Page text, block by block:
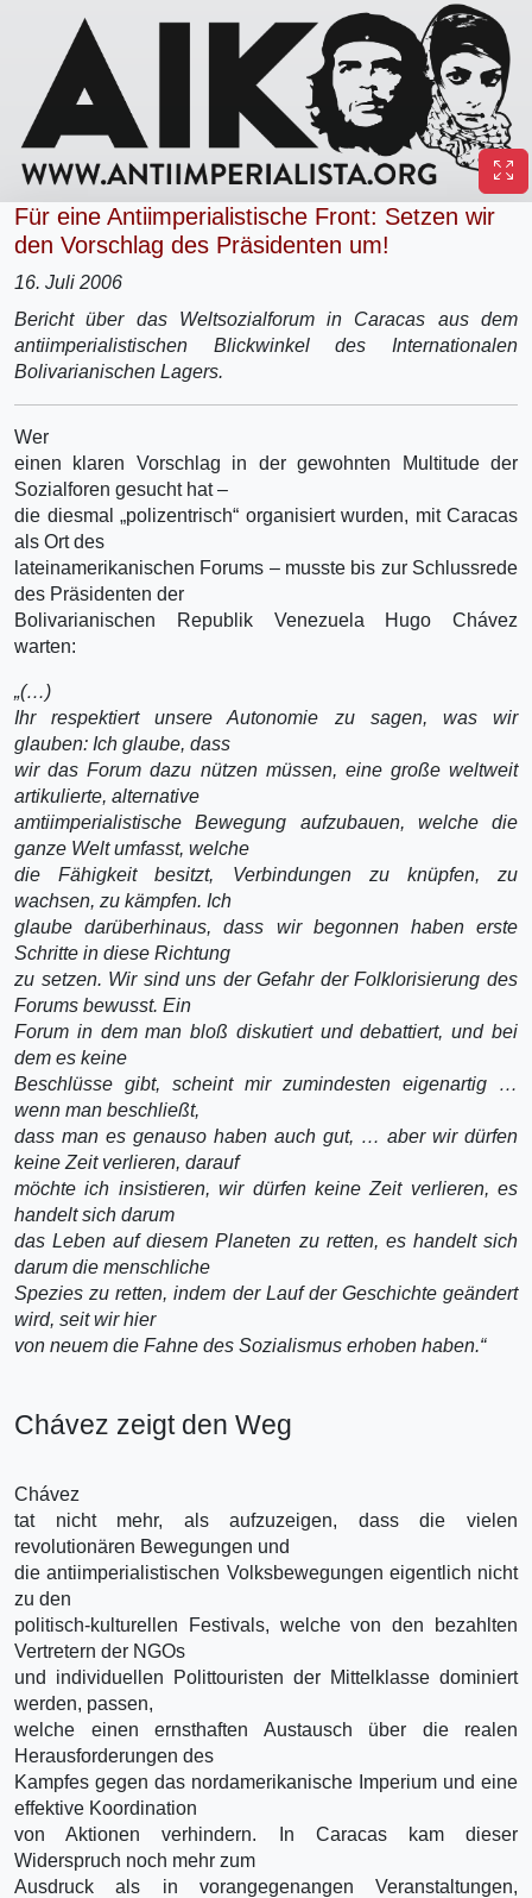
Für eine Antiimperialistische Front: Setzen wir
den Vorschlag des Präsidenten um!
16. Juli 2006
Bericht über das Weltsozialforum in Caracas aus dem
antiimperialistischen Blickwinkel des Internationalen
Bolivarianischen Lagers.
Wer
einen klaren Vorschlag in der gewohnten Multitude der
Sozialforen gesucht hat –
die diesmal „polizentrisch“ organisiert wurden, mit Caracas
als Ort des
lateinamerikanischen Forums – musste bis zur Schlussrede
des Präsidenten der
Bolivarianischen Republik Venezuela Hugo Chávez
warten:
„(…)
Ihr respektiert unsere Autonomie zu sagen, was wir
glauben: Ich glaube, dass
wir das Forum dazu nützen müssen, eine große weltweit
artikulierte, alternative
amtiimperialistische Bewegung aufzubauen, welche die
ganze Welt umfasst, welche
die Fähigkeit besitzt, Verbindungen zu knüpfen, zu
wachsen, zu kämpfen. Ich
glaube darüberhinaus, dass wir begonnen haben erste
Schritte in diese Richtung
zu setzen. Wir sind uns der Gefahr der Folklorisierung des
Forums bewusst. Ein
Forum in dem man bloß diskutiert und debattiert, und bei
dem es keine
Beschlüsse gibt, scheint mir zumindesten eigenartig …
wenn man beschließt,
dass man es genauso haben auch gut, … aber wir dürfen
keine Zeit verlieren, darauf
möchte ich insistieren, wir dürfen keine Zeit verlieren, es
handelt sich darum
das Leben auf diesem Planeten zu retten, es handelt sich
darum die menschliche
Spezies zu retten, indem der Lauf der Geschichte geändert
wird, seit wir hier
von neuem die Fahne des Sozialismus erhoben haben.“
Chávez zeigt den Weg
Chávez
tat nicht mehr, als aufzuzeigen, dass die vielen
revolutionären Bewegungen und
die antiimperialistischen Volksbewegungen eigentlich nicht
zu den
politisch-kulturellen Festivals, welche von den bezahlten
Vertretern der NGOs
und individuellen Polittouristen der Mittelklasse dominiert
werden, passen,
welche einen ernsthaften Austausch über die realen
Herausforderungen des
Kampfes gegen das nordamerikanische Imperium und eine
effektive Koordination
von Aktionen verhindern. In Caracas kam dieser
Widerspruch noch mehr zum
Ausdruck als in vorangegenangen Veranstaltungen,